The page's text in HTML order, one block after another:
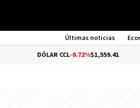
Últimas noticias
-0.72%$1,559.41